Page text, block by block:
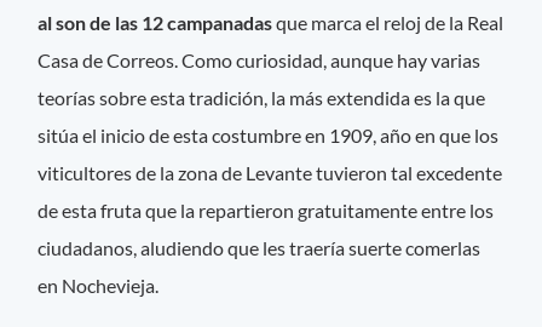
al son de las 12 campanadasque marca el reloj de la Real
Casa de Correos. Como curiosidad, aunque hay varias
teorías sobre esta tradición, la más extendida es la que
sitúa el inicio de esta costumbre en 1909, año en que los
viticultores de la zona de Levante tuvieron tal excedente
de esta fruta que la repartieron gratuitamente entre los
ciudadanos, aludiendo que les traería suerte comerlas
en Nochevieja.